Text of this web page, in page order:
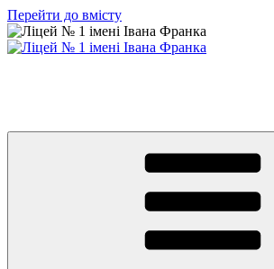
Перейти до вмісту